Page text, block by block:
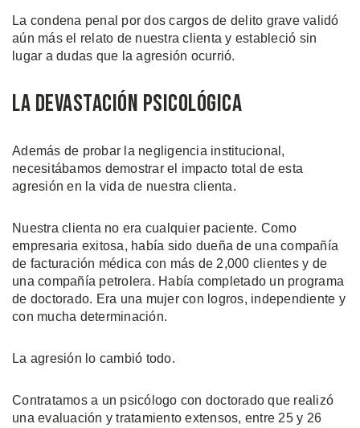
La condena penal por dos cargos de delito grave validó
aún más el relato de nuestra clienta y estableció sin
lugar a dudas que la agresión ocurrió.
La Devastación Psicológica
Además de probar la negligencia institucional,
necesitábamos demostrar el impacto total de esta
agresión en la vida de nuestra clienta.
Nuestra clienta no era cualquier paciente. Como
empresaria exitosa, había sido dueña de una compañía
de facturación médica con más de 2,000 clientes y de
una compañía petrolera. Había completado un programa
de doctorado. Era una mujer con logros, independiente y
con mucha determinación.
La agresión lo cambió todo.
Contratamos a un psicólogo con doctorado que realizó
una evaluación y tratamiento extensos, entre 25 y 26